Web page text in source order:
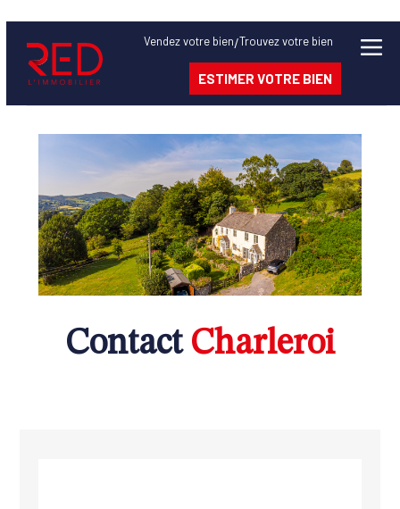
Vendezvotre bien/Trouvezvotre bien
ESTIMER VOTRE BIEN
Contact Charleroi